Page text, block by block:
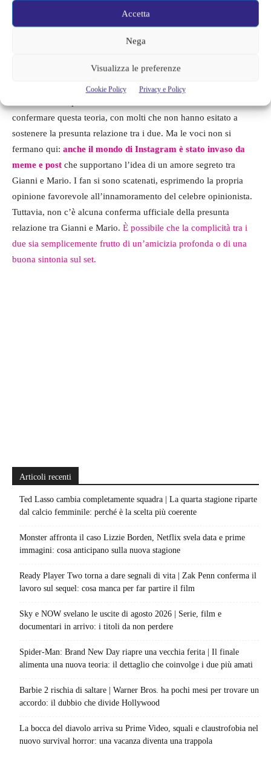
Accetta
Nega
Visualizza le preferenze
Cookie Policy Privacy e Policy
dei telespettatori. In particolare, molti hanno notato come Sperti
difenda sempre e a spada tratta Mario,
confermare questa teoria, con molti che non hanno esitato a
sostenere la presunta relazione tra i due. Ma le voci non si
fermano qui: anche il mondo di Instagram è stato invaso da
meme e post che supportano l’idea di un amore segreto tra
Gianni e Mario. I fan si sono scatenati, esprimendo la propria
opinione favorevole all’innamoramento del celebre opinionista.
Tuttavia, non c’è alcuna conferma ufficiale della presunta
relazione tra Gianni e Mario. È possibile che la complicità tra i
due sia semplicemente frutto di un’amicizia profonda o di una
buona sintonia sul set.
Articoli recenti
Ted Lasso cambia completamente squadra | La quarta stagione riparte
dal calcio femminile: perché è la scelta più coerente
Monster affronta il caso Lizzie Borden, Netflix svela data e prime
immagini: cosa anticipano sulla nuova stagione
Ready Player Two torna a dare segnali di vita | Zak Penn conferma il
lavoro sul sequel: cosa manca per far partire il film
Sky e NOW svelano le uscite di agosto 2026 | Serie, film e
documentari in arrivo: i titoli da non perdere
Spider-Man: Brand New Day riapre una vecchia ferita | Il finale
alimenta una nuova teoria: il dettaglio che coinvolge i due più amati
Barbie 2 rischia di saltare | Warner Bros. ha pochi mesi per trovare un
accordo: il dubbio che divide Hollywood
La bocca del diavolo arriva su Prime Video, squali e claustrofobia nel
nuovo survival horror: una vacanza diventa una trappola